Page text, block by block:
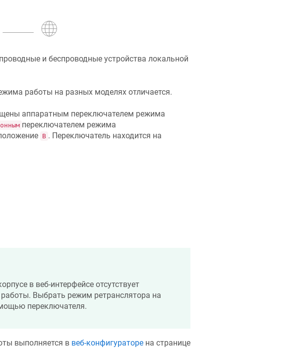
и беспроводные устройства локальной
работы на разных моделях отличается.
аппаратным переключателем режима
переключателем режима
B . Переключатель находится на
в веб-интерфейсе отсутствует
Выбрать режим ретранслятора на
переключателя.
выполняется в веб-конфигураторена странице